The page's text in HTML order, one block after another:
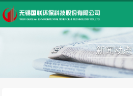
新闻动态